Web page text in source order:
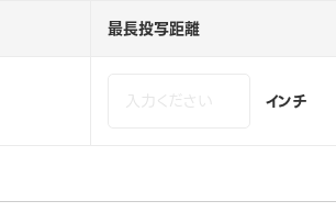
最長投写距離
インチ